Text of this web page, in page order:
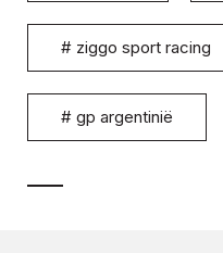
# ziggo sport racing
# gp argentinië